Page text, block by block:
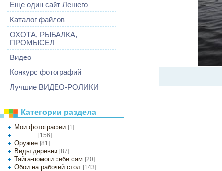
Еще один сайт Лешего
Каталог файлов
ОХОТА, РЫБАЛКА,
ПРОМЫСЕЛ
Видео
Конкурс фотографий
Лучшие ВИДЕО-РОЛИКИ
Категории раздела
Мои фотографии [1]
[156]
Оружие [81]
Виды деревни [87]
Тайга-помоги себе сам [20]
Обои на рабочий стол [143]